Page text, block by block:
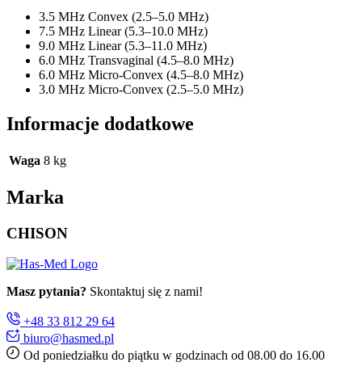
3.5 MHz Convex (2.5–5.0 MHz)
7.5 MHz Linear (5.3–10.0 MHz)
9.0 MHz Linear (5.3–11.0 MHz)
6.0 MHz Transvaginal (4.5–8.0 MHz)
6.0 MHz Micro-Convex (4.5–8.0 MHz)
3.0 MHz Micro-Convex (2.5–5.0 MHz)
Informacje dodatkowe
Waga 8 kg
Marka
CHISON
Masz pytania? Skontaktuj się z nami!
+48 33 812 29 64
biuro@hasmed.pl
Od poniedziałku do piątku w godzinach od 08.00 do 16.00